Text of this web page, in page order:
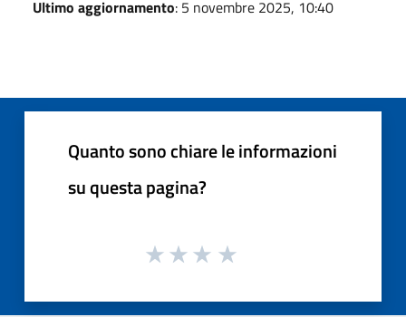
Ultimo aggiornamento: 5 novembre 2025, 10:40
Quanto sono chiare le informazioni
su questa pagina?